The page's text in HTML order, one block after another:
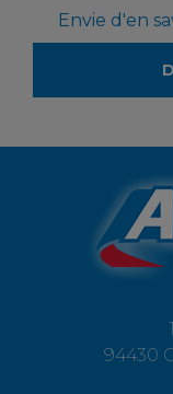
Envie d'en
94430